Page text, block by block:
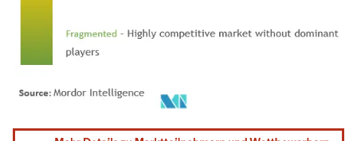
Bild © Mordor Intelligence. Wiederverwendung erfordert Namensnennung gemäß